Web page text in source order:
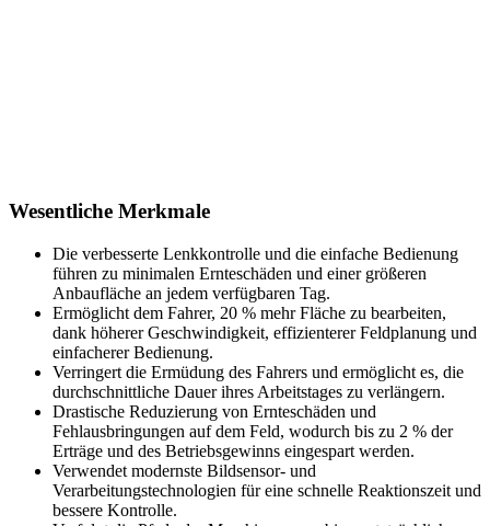
Wesentliche Merkmale
Die verbesserte Lenkkontrolle und die einfache Bedienung
führen zu minimalen Ernteschäden und einer größeren
Anbaufläche an jedem verfügbaren Tag.
Ermöglicht dem Fahrer, 20 % mehr Fläche zu bearbeiten,
dank höherer Geschwindigkeit, effizienterer Feldplanung und
einfacherer Bedienung.
Verringert die Ermüdung des Fahrers und ermöglicht es, die
durchschnittliche Dauer ihres Arbeitstages zu verlängern.
Drastische Reduzierung von Ernteschäden und
Fehlausbringungen auf dem Feld, wodurch bis zu 2 % der
Erträge und des Betriebsgewinns eingespart werden.
Verwendet modernste Bildsensor- und
Verarbeitungstechnologien für eine schnelle Reaktionszeit und
bessere Kontrolle.